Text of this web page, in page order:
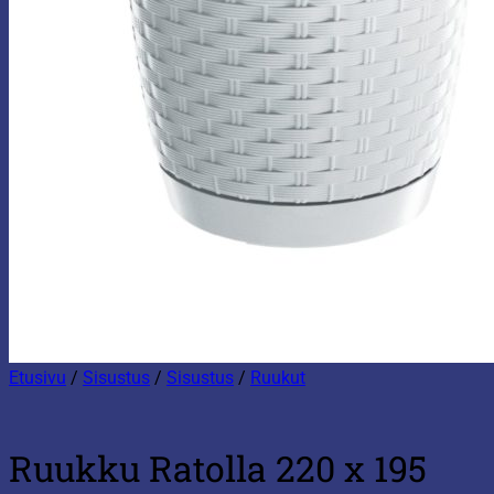
Etusivu / Sisustus / Sisustus / Ruukut
Ruukku Ratolla 220 x 195